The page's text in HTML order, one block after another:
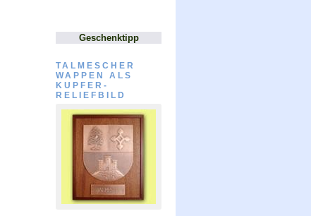
Geschenktipp
TALMESCHER
WAPPEN ALS
KUPFER-
RELIEFBILD